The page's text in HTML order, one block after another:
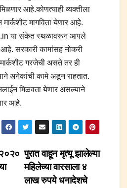
आहे.कोणत्याही व्यक्तीला
मागविता येणार आहे.
या संकेत स्थळावरून आपले
सरकारी कामांसह नोकरी
मार्कशीट गरजेची असते तर ही
अनेकांची कामे अडून राहतात.
मिळवता येणार असल्याने
आहे.
पुरात वाहून मृत्यू झालेल्या
महिलेच्या वारसाला ४
लाख रुपये धनादेशचे
२०२०